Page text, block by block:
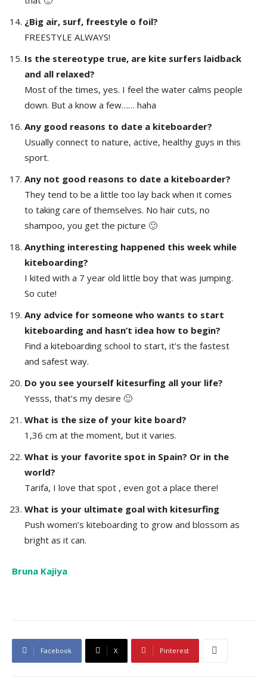
¿Big air, surf, freestyle o foil?
FREESTYLE ALWAYS!
Is the stereotype true, are kite surfers laidback
and all relaxed?
Most of the times, yes. I feel the water calms people
down. But a know a few…… haha
Any good reasons to date a kiteboarder?
Usually connect to nature, active, healthy guys in this
sport.
Any not good reasons to date a kiteboarder?
They tend to be a little too lay back when it comes
to taking care of themselves. No hair cuts, no
shampoo, you get the picture 🙂
Anything interesting happened this week while
kiteboarding?
I kited with a 7 year old little boy that was jumping.
So cute!
Any advice for someone who wants to start
kiteboarding and hasn’t idea how to begin?
Find a kiteboarding school to start, it’s the fastest
and safest way.
Do you see yourself kitesurfing all your life?
Yesss, that’s my desire 🙂
What is the size of your kite board?
1,36 cm at the moment, but it varies.
What is your favorite spot in Spain? Or in the
world?
Tarifa, I love that spot , even got a place there!
What is your ultimate goal with kitesurfing
Push women’s kiteboarding to grow and blossom as
bright as it can.
Bruna Kajiya
Facebook X Pinterest